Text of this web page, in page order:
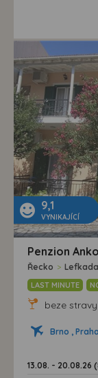
9,1
VYNIKAJÍCÍ
Penzion Anko
Řecko > Lefkada
LAST MINUTE
beze
Brno ,
13.08. - 20.08.26